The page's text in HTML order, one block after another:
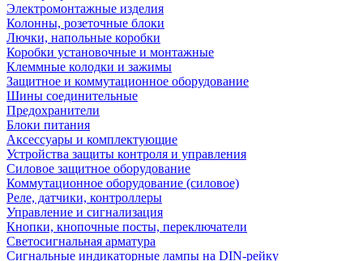
Электромонтажные изделия
Колонны, розеточные блоки
Лючки, напольные коробки
Коробки установочные и монтажные
Клеммные колодки и зажимы
Защитное и коммутационное оборудование
Шины соединительные
Предохранители
Блоки питания
Аксессуары и комплектующие
Устройства защиты контроля и управления
Силовое защитное оборудование
Коммутационное оборудование (силовое)
Реле, датчики, контроллеры
Управление и сигнализация
Кнопки, кнопочные посты, переключатели
Светосигнальная арматура
Сигнальные индикаторные лампы на DIN-рейку